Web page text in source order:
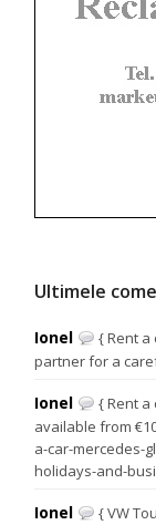
Ultimele
Ionel
{ Rent a
partner for a
Ionel
{ Rent a
available from
a-car-mercedes-
holidays-and-
Ionel
{ VW